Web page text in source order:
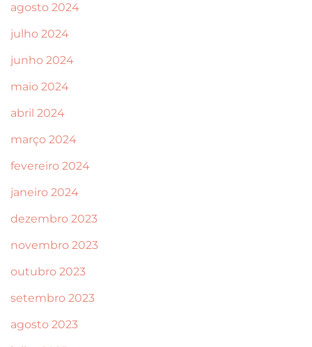
agosto 2024
julho 2024
junho 2024
maio 2024
abril 2024
março 2024
fevereiro 2024
janeiro 2024
dezembro 2023
novembro 2023
outubro 2023
setembro 2023
agosto 2023